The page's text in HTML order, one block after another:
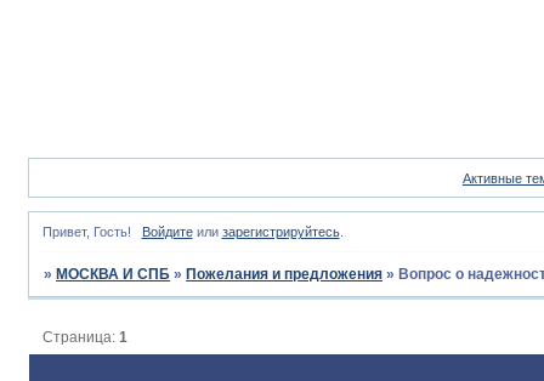
Активные
Привет, Гость! Войдитеили зарегистрируйтесь.
» МОСКВА И СПБ » Пожелания и предложения » Вопрос о
Страница:1